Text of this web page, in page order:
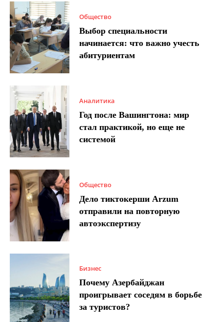
Общество
Выбор специальности
начинается: что важно учесть
абитуриентам
Аналитика
Год после Вашингтона: мир
стал практикой, но еще не
системой
Общество
Дело тиктокерши Arzum
отправили на повторную
автоэкспертизу
Бизнес
Почему Азербайджан
проигрывает соседям в борьбе
за туристов?